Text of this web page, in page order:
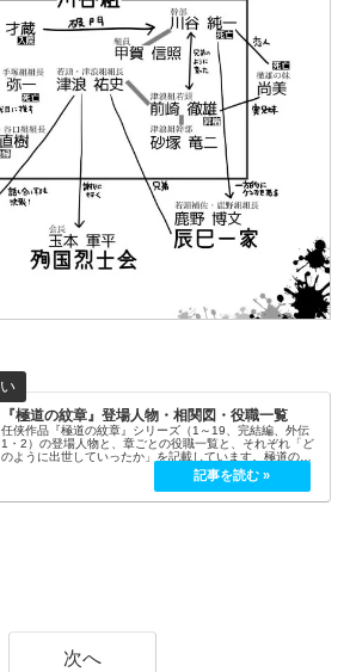
『極道の紋章』登場人物・相関図・役職一覧
任侠作品『極道の紋章』シリーズ（1～19、完結編、外伝
1・2）の登場人物と、章ごとの役職一覧と、それぞれ「ど
のように出世していったか」を記載しています。極道の紋
章シリーズキャスト相関図・登場人物星の話ざっくり漫画
次へ